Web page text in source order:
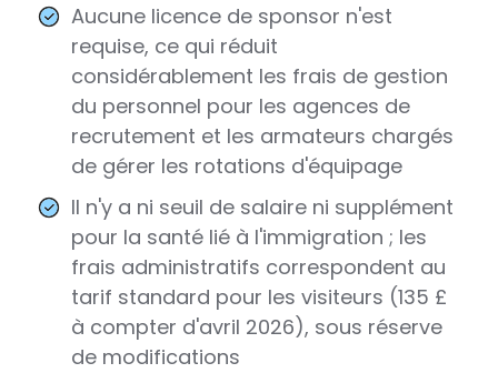
Aucune licence de sponsor n'est
requise, ce qui réduit
considérablement les frais de gestion
du personnel pour les agences de
recrutement et les armateurs chargés
de gérer les rotations d'équipage
Il n'y a ni seuil de salaire ni supplément
pour la santé lié à l'immigration ; les
frais administratifs correspondent au
tarif standard pour les visiteurs (135 £
à compter d'avril 2026), sous réserve
de modifications